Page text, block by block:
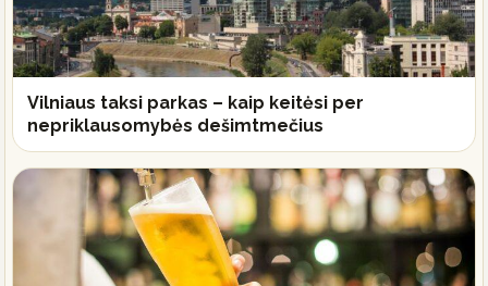
Vilniaus taksi parkas – kaip keitėsi per
nepriklausomybės dešimtmečius